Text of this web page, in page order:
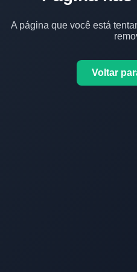
A página que você está
Voltar